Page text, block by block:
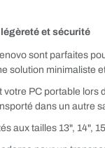
et sécurité
sont parfaites
solution minimaliste
votre PC portable lors
dans un autre
aux tailles 13", 14",